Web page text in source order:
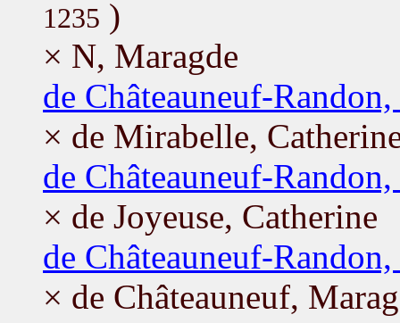
1235 )
× N, Maragde
de Châteauneuf-
× de Mirabelle,
de Châteauneuf-
× de Joyeuse, Catherine
de Châteauneuf-
× de Châteauneuf,